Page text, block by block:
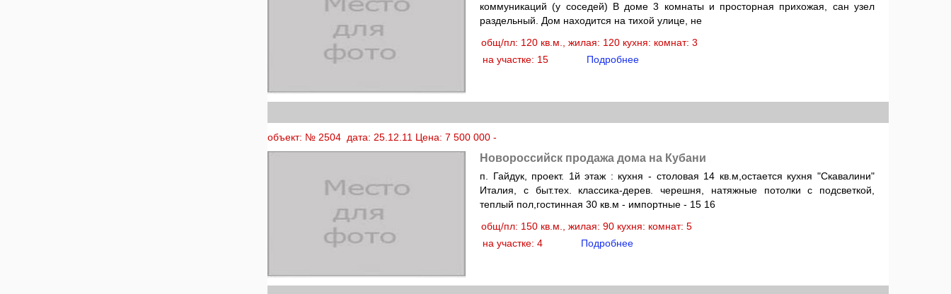
коммуникаций (у соседей) В доме 3 комнаты и просторная прихожая, сан узел
раздельный. Дом находится на тихой улице, не
общ/пл: 120 кв.м., жилая: 120 кухня: комнат: 3
на участке: 15
Подробнее
объект: № 2504 дата: 25.12.11 Цена: 7 500 000 -
Новороссийск продажа дома на Кубани
п. Гайдук, проект. 1й этаж : кухня - столовая 14 кв.м,остается кухня "Скавалини"
Италия, с быт.тех. классика-дерев. черешня, натяжные потолки с подсветкой,
теплый пол,гостинная 30 кв.м - импортные - 15 16
общ/пл: 150 кв.м., жилая: 90 кухня: комнат: 5
на участке: 4
Подробнее